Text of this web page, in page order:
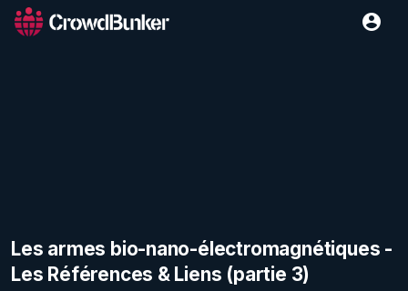
Les armes bio-nano-électromagnétiques -
Les Références & Liens (partie 3)